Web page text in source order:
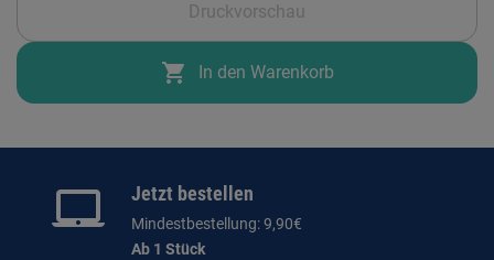
Druckvorschau
shopping_cart In den Warenkorb
Jetzt bestellen
Mindestbestellung: 9,90€
Ab 1 Stück